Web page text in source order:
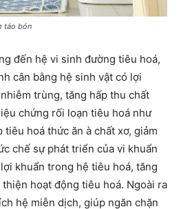
táo bón
đến hệ vi sinh đường tiêu hoá,
cân bằng hệ sinh vật có lợi
trùng, tăng hấp thu chất
chứng rối loạn tiêu hoá như
hoá thức ăn à chất xơ, giảm
chế sự phát triển của vi khuẩn
khuẩn trong hệ tiêu hoá, tăng
hoạt động tiêu hoá. Ngoài ra
hệ miễn dịch, giúp ngăn chặn